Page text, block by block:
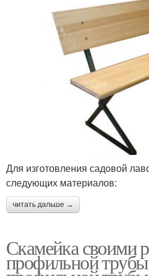
Для изготовления садовой
следующих материалов:
читать дальше →
Скамейка своими
профильной